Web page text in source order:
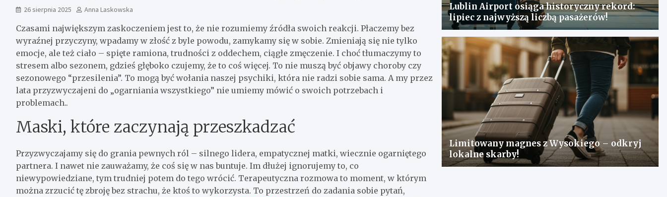
26 sierpnia 2025 Anna Laskowska
Czasami największym zaskoczeniem jest to, że nie rozumiemy źródła swoich reakcji. Płaczemy bez
wyraźnej przyczyny, wpadamy w złość z byle powodu, zamykamy się w sobie. Zmieniają się nie tylko
emocje, ale też ciało – spięte ramiona, trudności z oddechem, ciągłe zmęczenie. I choć tłumaczymy to
stresem albo sezonem, gdzieś głęboko czujemy, że to coś więcej. To nie muszą być objawy choroby czy
sezonowego “przesilenia”. To mogą być wołania naszej psychiki, która nie radzi sobie sama. A my przez
lata przyzwyczajeni do „ogarniania wszystkiego” nie umiemy mówić o swoich potrzebach i
problemach..
Maski, które zaczynają przeszkadzać
Przyzwyczajamy się do grania pewnych ról – silnego lidera, empatycznej matki, wiecznie ogarniętego
partnera. I nawet nie zauważamy, że coś się w nas buntuje. Im dłużej ignorujemy to, co
niewypowiedziane, tym trudniej potem do tego wrócić. Terapeutyczna rozmowa to moment, w którym
można zrzucić tę zbroję bez strachu, że ktoś to wykorzysta. To przestrzeń do zadania sobie pytań,
Lublin Airport osiąga historyczny rekord:
lipiec z najwyższą liczbą pasażerów!
Limitowany magnes z Wysokiego – odkryj
lokalne skarby!